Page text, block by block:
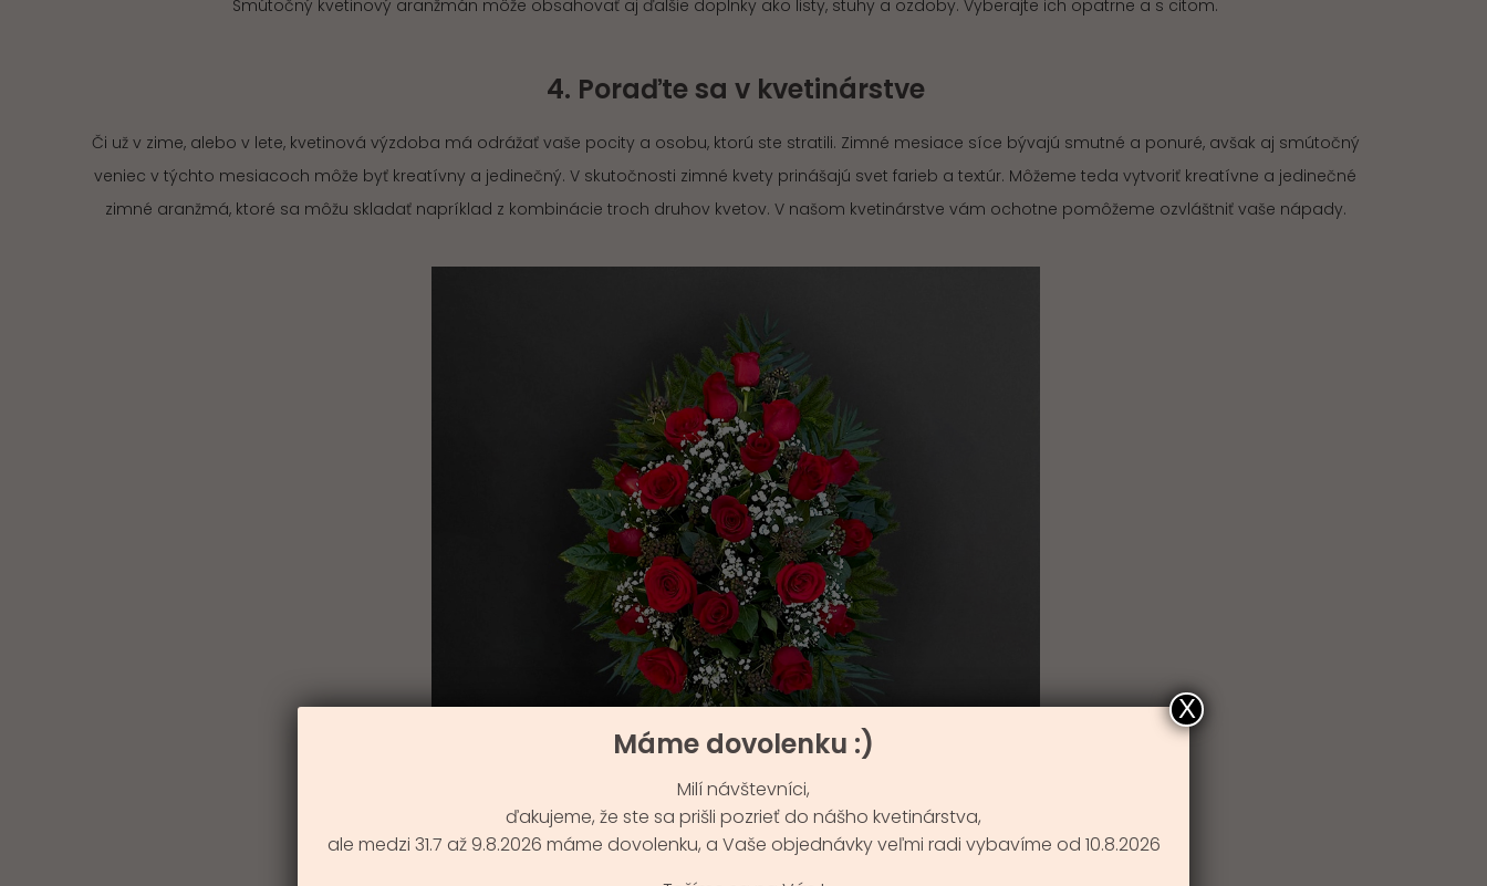
Smútočný kvetinový aranžmán môže obsahovať aj ďalšie doplnky ako listy, stuhy a ozdoby. Vyberajte ich opatrne a s citom.
4. Poraďte sa v kvetinárstve
Či už v zime, alebo v lete, kvetinová výzdoba má odrážať vaše pocity a osobu, ktorú ste stratili. Zimné mesiace síce bývajú smutné a ponuré, avšak aj smútočný
veniec v týchto mesiacoch môže byť kreatívny a jedinečný. V skutočnosti zimné kvety prinášajú svet farieb a textúr. Môžeme teda vytvoriť kreatívne a jedinečné
zimné aranžmá, ktoré sa môžu skladať napríklad z kombinácie troch druhov kvetov. V našom kvetinárstve vám ochotne pomôžeme ozvláštniť vaše nápady.
Máme dovolenku :)
Milí návštevníci,
ďakujeme, že ste sa prišli pozrieť do nášho kvetinárstva,
ale medzi 31.7 až 9.8.2026 máme dovolenku, a Vaše objednávky veľmi radi vybavíme od 10.8.2026
X